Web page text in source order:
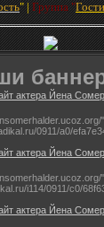
"| Группа"Гости
0911/a0/
i114/0911/c0/